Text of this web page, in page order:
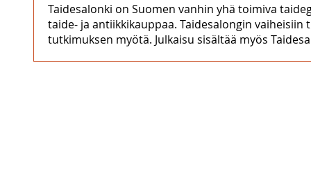
the
images
gallery
Taidesalonki on Suomen vanhin yhä toimiva
taide- ja antiikkikauppaa. Taidesalongin
tutkimuksen myötä. Julkaisu sisältää myös